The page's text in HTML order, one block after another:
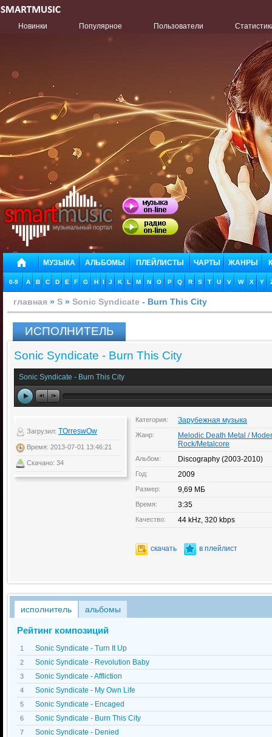
Новинки Популярное Пользователи
МУЗЫКА АЛЬБОМЫ ПЛЕЙЛИСТЫ ЧАРТЫ ЖАНРЫ
0-9 A B C D E F G H I J K L M N O P Q R S T U V W X Y
главная » S » Sonic Syndicate - Burn This City
ИСПОЛНИТЕЛЬ
Sonic Syndicate - Burn This City
Sonic Syndicate - Burn This City
Загрузил: TOrreswOw
Время: 2013-07-01 13:46:21
Скачано: 34
Категория: Зарубежная музыка
Жанр:
Melodic Death Metal /
Rock/Metalcore
Альбом: Discography (2003-2010)
Год: 2009
Размер: 9,69 МБ
Время: 3:35
Качество: 44 kHz, 320 kbps
скачать в плейлист
исполнитель альбомы
Рейтинг композиций
1 Sonic Syndicate - Turn It Up
2 Sonic Syndicate - Revolution Baby
3 Sonic Syndicate - Affliction
4 Sonic Syndicate - My Own Life
5 Sonic Syndicate - Encaged
6 Sonic Syndicate - Burn This City
7 Sonic Syndicate - Denied